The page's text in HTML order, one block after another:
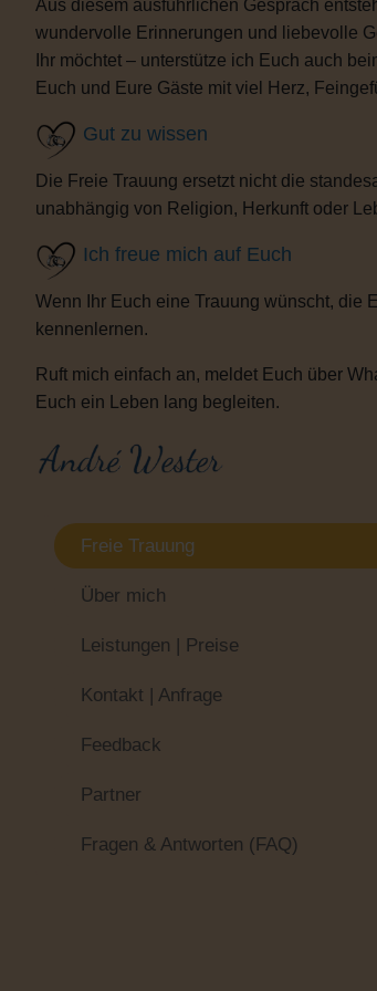
Freie Trauung
Über mich
Leistungen | Preise
Kontakt | Anfrage
Feedback
Partner
Fragen & Antworten (FAQ)
Aus diesem ausführlichen Gespräch
wundervolle Erinnerungen und liebevolle
Ihr möchtet – unterstütze ich Euch auch
Euch und Eure Gäste mit viel Herz,
Gut zu wissen
Die Freie Trauung ersetzt nicht die
unabhängig von Religion, Herkunft oder
Ich freue mich auf Euch
Wenn Ihr Euch eine Trauung wünscht, die
kennenlernen.
Ruft mich einfach an, meldet Euch über
Euch ein Leben lang begleiten.